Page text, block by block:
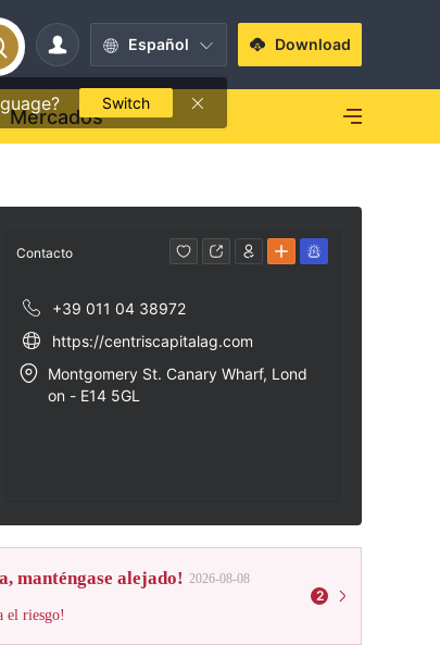
Español
Switch
Download
Mercados
Contacto
+39 011 04 38972
https://centriscapitalag.com
Montgomery St. Canary Wharf, Lond
on - E14 5GL
manténgase alejado! 2026-08-08
el riesgo!
2